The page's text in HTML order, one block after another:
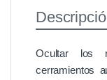
Ocultar los
cerramientos